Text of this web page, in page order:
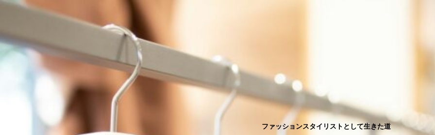
ファッションスタイリストとして生きた道